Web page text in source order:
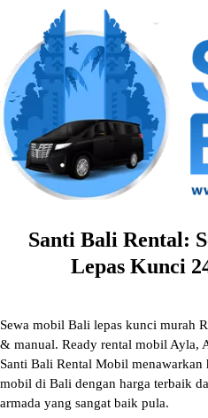
content
Santi Bali Rental:
Lepas Kunci
Sewa mobil Bali lepas kunci murah
& manual. Ready rental mobil Ayla,
Santi Bali Rental Mobil menawarkan
mobil di Bali dengan harga terbaik
armada yang sangat baik pula.